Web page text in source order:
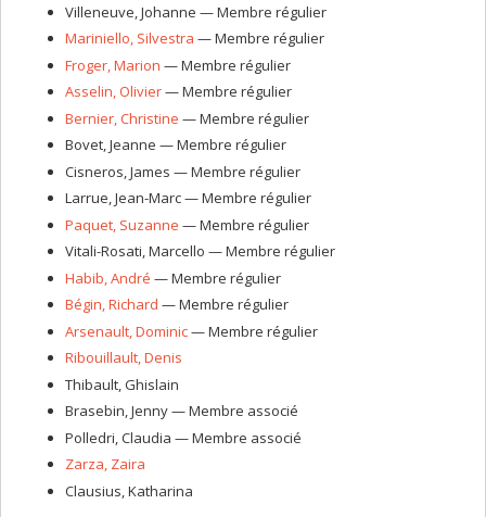
Villeneuve, Johanne — Membre régulier
Mariniello, Silvestra — Membre régulier
Froger, Marion — Membre régulier
Asselin, Olivier— Membre régulier
Bernier, Christine — Membre régulier
Bovet, Jeanne — Membre régulier
Cisneros, James — Membre régulier
Larrue, Jean-Marc— Membre régulier
Paquet, Suzanne — Membre régulier
Vitali-Rosati, Marcello — Membre régulier
Habib, André — Membre régulier
Bégin, Richard — Membre régulier
Arsenault, Dominic— Membre régulier
Ribouillault, Denis
Thibault, Ghislain
Brasebin, Jenny— Membre associé
Polledri, Claudia — Membre associé
Zarza, Zaira
Clausius, Katharina